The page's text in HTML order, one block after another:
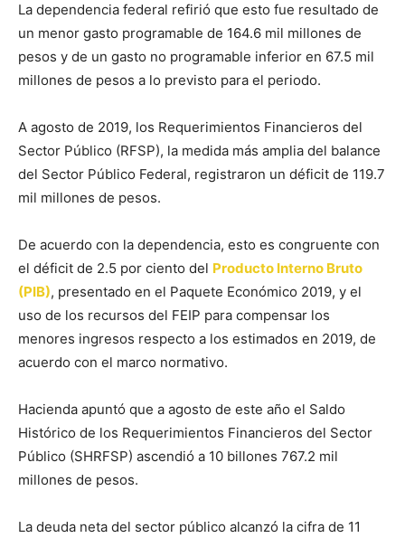
La dependencia federal refirió que esto fue resultado de
un menor gasto programable de 164.6 mil millones de
pesos y de un gasto no programable inferior en 67.5 mil
millones de pesos a lo previsto para el periodo.
A agosto de 2019, los Requerimientos Financieros del
Sector Público (RFSP), la medida más amplia del balance
del Sector Público Federal, registraron un déficit de 119.7
mil millones de pesos.
De acuerdo con la dependencia, esto es congruente con
el déficit de 2.5 por ciento del Producto Interno Bruto
(PIB), presentado en el Paquete Económico 2019, y el
uso de los recursos del FEIP para compensar los
menores ingresos respecto a los estimados en 2019, de
acuerdo con el marco normativo.
Hacienda apuntó que a agosto de este año el Saldo
Histórico de los Requerimientos Financieros del Sector
Público (SHRFSP) ascendió a 10 billones 767.2 mil
millones de pesos.
La deuda neta del sector público alcanzó la cifra de 11